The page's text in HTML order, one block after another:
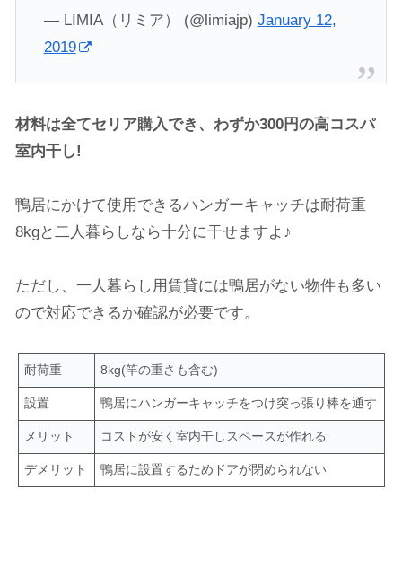
— LIMIA（リミア） (@limiajp) January 12,
2019
材料は全てセリア購入でき、わずか300円の高コスパ
室内干し!
鴨居にかけて使用できるハンガーキャッチは耐荷重
8kgと二人暮らしなら十分に干せますよ♪
ただし、一人暮らし用賃貸には鴨居がない物件も多い
ので対応できるか確認が必要です。
耐荷重 8kg(竿の重さも含む)
設置 鴨居にハンガーキャッチをつけ突っ張り棒を通す
メリット コストが安く室内干しスペースが作れる
デメリット 鴨居に設置するためドアが閉められない